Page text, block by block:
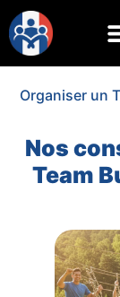
Organiser un
Nos
Team